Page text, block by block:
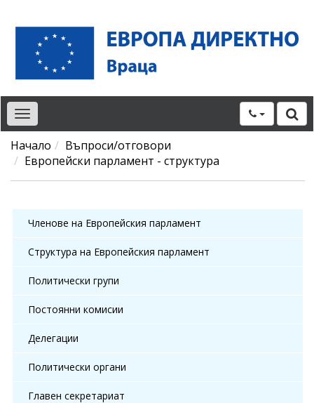
Toggle
navigation
Начало
Въпроси/отговори
Европейски парламент - структура
Членове на Европейския парламент
Структура на Европейския парламент
Политически групи
Постоянни комисии
Делегации
Политически органи
Главен секретариат